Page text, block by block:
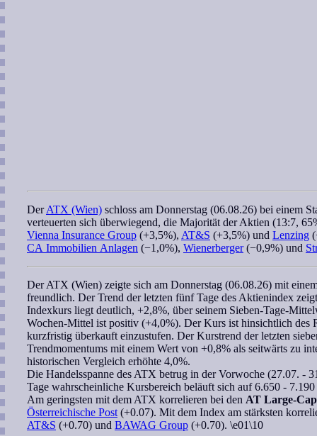
DerATX (Wien) schloss am Donnerstag (06.08.26) bei einem
verteuerten sich überwiegend, die Majorität der Aktien (13:7,
Vienna Insurance Group (+3,5%), AT&S (+3,5%) und Lenzing
CA Immobilien Anlagen (−1,0%), Wienerberger(−0,9%) und
DerATX (Wien) zeigte sich am Donnerstag (06.08.26) mit
freundlich. Der Trend der letzten fünf Tage des Aktienindex
Indexkurs liegt deutlich, +2,8%, über seinem Sieben-Tage-
Wochen-Mittel ist positiv (+4,0%). Der Kurs ist hinsichtlich des
kurzfristig überkauft einzustufen. Der Kurstrend der letzten
Trendmomentums mit einem Wert von +0,8% als seitwärts zu
historischen Vergleich erhöhte 4,0%.
Die Handelsspanne des ATX betrug in der Vorwoche (27.07. -
Tage wahrscheinliche Kursbereich beläuft sich auf 6.650 -
Am geringsten mit dem ATX korrelieren bei den AT Large-
Österreichische Post (+0.07). Mit dem Index am stärksten
AT&S (+0.70) und BAWAG Group (+0.70). \e01\10